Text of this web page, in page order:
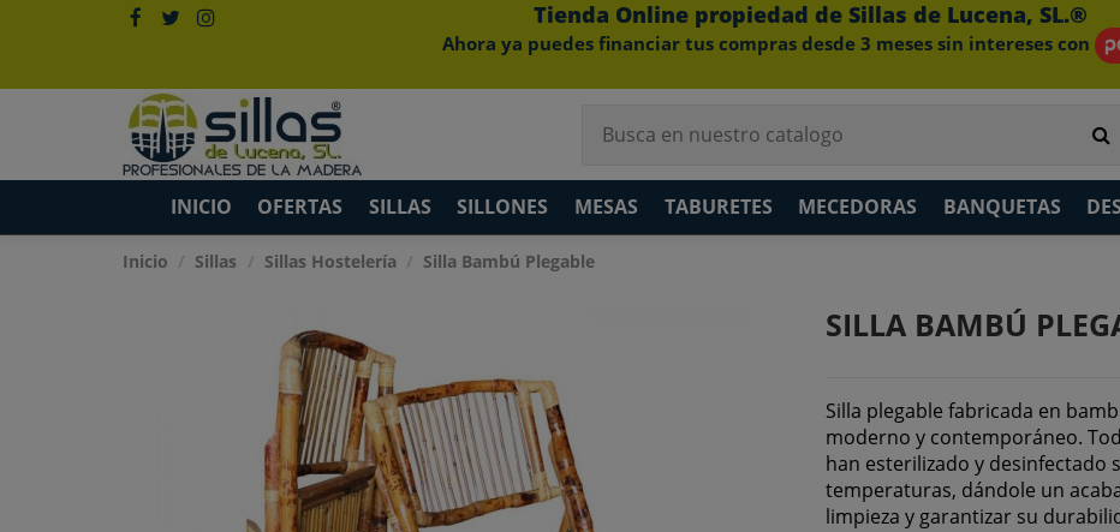
Tienda Online propiedad de Sillas de Lucena, SL.®
Ahora ya puedes financiar tus compras desde 3 meses sin intereses con
INICIO OFERTAS SILLAS SILLONES MESAS TABURETES MECEDORAS BANQUETAS
Inicio Sillas Sillas Hostelería Silla Bambú Plegable
SILLA BAMBÚ
Silla plegable fabricada en
moderno y contemporáneo.
han esterilizado y
temperaturas, dándole un
limpieza y garantizar su